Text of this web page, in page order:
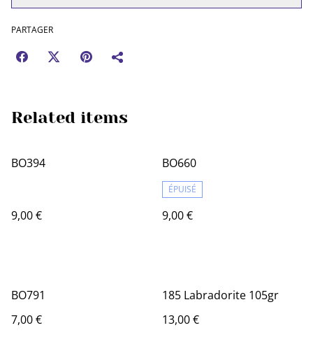
PARTAGER
Related items
BO394
9,00 €
BO660
ÉPUISÉ
9,00 €
BO791
7,00 €
185 Labradorite 105gr
13,00 €